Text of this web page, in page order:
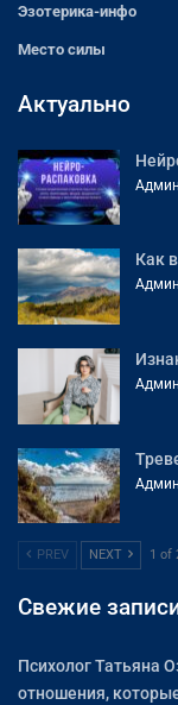
Эзотерика-инфо
Место силы
Актуально
Админ
Как
Админ
Админ
Админ
PREV NEXT 1 of
Свежие
Психолог Татьяна
отношения,